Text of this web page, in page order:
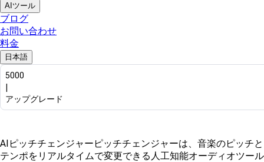
AIツール
ブログ
お問い合わせ
料金
日本語
5000
アップグレード
AIピッチチェンジャー ピッチチェンジャーは、音楽のピッチと
テンポをリアルタイムで変更できる人工知能オーディオツール